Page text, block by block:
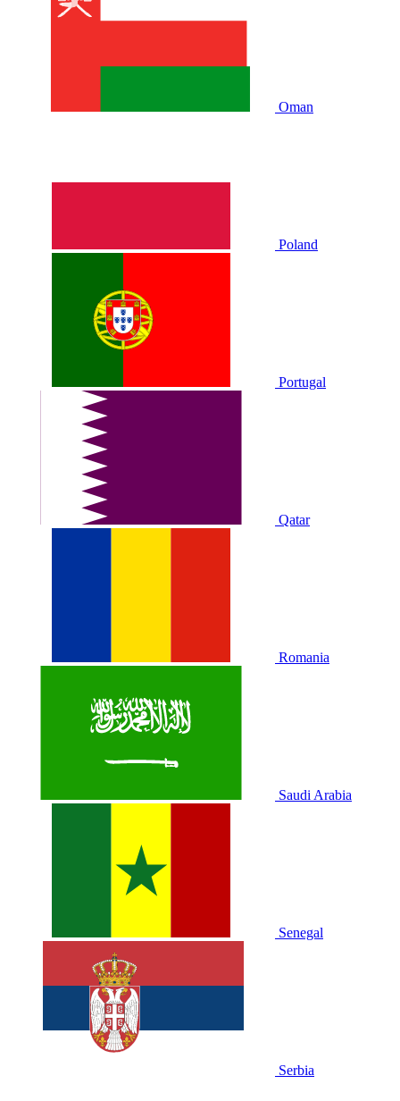
Oman
Poland
Portugal
Qatar
Romania
Saudi Arabia
Senegal
Serbia